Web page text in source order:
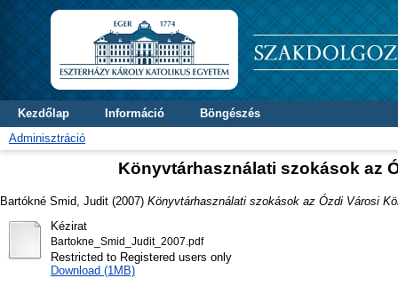
Kezdőlap Információ
Böngészés
Adminisztráció
Könyvtárhasználati szokások az
Bartókné Smid, Judit (2007) Könyvtárhasználati szokások az Ózdi Városi
Kézirat
Bartokne_Smid_Judit_2007.pdf
Restricted to Registered users only
Download (1MB)